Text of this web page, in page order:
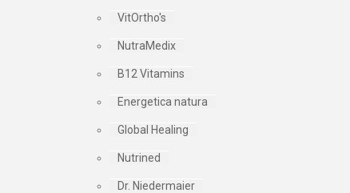
VitOrtho's
NutraMedix
B12 Vitamins
Energetica natura
Global Healing
Nutrined
Dr. Niedermaier